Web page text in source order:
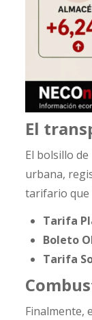
El
El bolsillo
urbana,
tarifario que
Tarifa
Boleto
Tarifa
Finalmente,